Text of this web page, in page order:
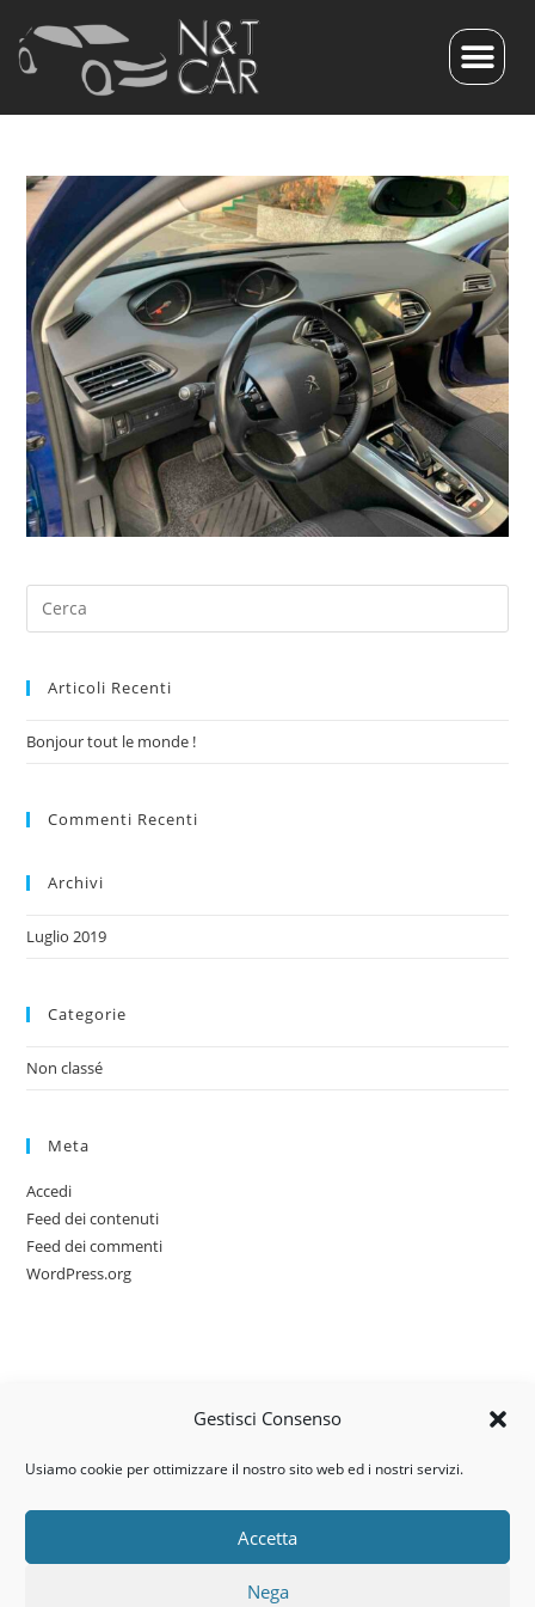
Gestisci Consenso
Usiamo cookie per ottimizzare il nostro sito web ed i nostri servizi.
Accetta
Nega
Articoli Recenti
Bonjour tout le monde !
Commenti Recenti
Archivi
Luglio 2019
Categorie
Non classé
Meta
Accedi
Feed dei contenuti
Feed dei commenti
WordPress.org
Via dell’artigianato, 14 – 31030